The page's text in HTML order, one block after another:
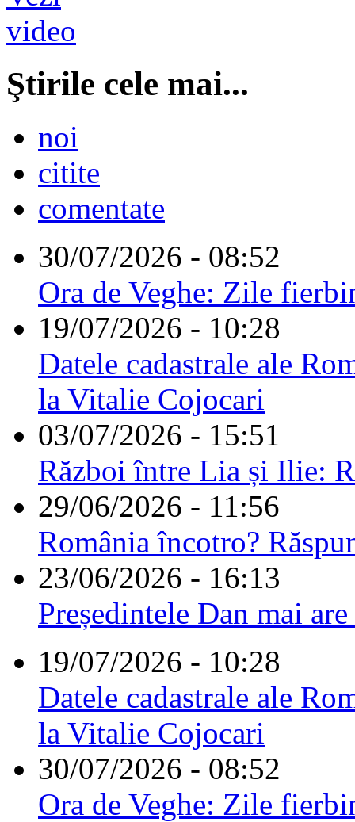
Ştirile cele mai...
noi
citite
comentate
30/07/2026 - 08:52
Ora de Veghe: Zile
19/07/2026 - 10:28
Datele cadastrale ale
la Vitalie Cojocari
03/07/2026 - 15:51
Război între Lia și Ilie:
29/06/2026 - 11:56
România încotro?
23/06/2026 - 16:13
Președintele Dan mai
19/07/2026 - 10:28
Datele cadastrale ale
la Vitalie Cojocari
30/07/2026 - 08:52
Ora de Veghe: Zile